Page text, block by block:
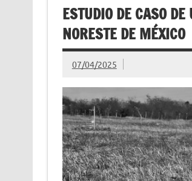
ESTUDIO DE CASO
NORESTE DE MÉXICO
07/04/2025